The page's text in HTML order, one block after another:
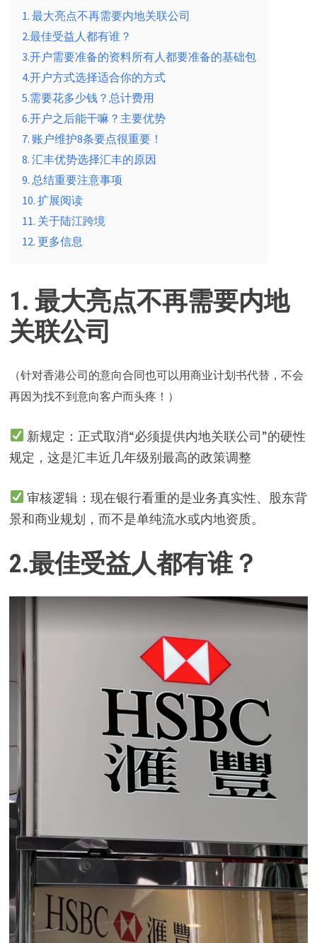
1. 最大亮点不再需要内地关联公司
2.最佳受益人都有谁？
3.开户需要准备的资料所有人都要准备的基础包
4.开户方式选择适合你的方式
5.需要花多少钱？总计费用
6.开户之后能干嘛？主要优势
7. 账户维护8条要点很重要！
8. 汇丰优势选择汇丰的原因
9. 总结重要注意事项
10. 扩展阅读
11. 关于陆江跨境
12. 更多信息
1.最大亮点不再需要内地
关联公司
（针对香港公司的意向合同也可以用商业计划书代替，不会
再因为找不到意向客户而头疼！）
新规定：正式取消“必须提供内地关联公司”的硬性
规定，这是汇丰近几年级别最高的政策调整
审核逻辑：现在银行看重的是业务真实性、股东背
景和商业规划，而不是单纯流水或内地资质。
2.最佳受益人都有谁？